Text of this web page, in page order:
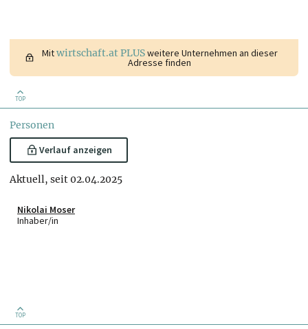
Mitwirtschaft.at PLUSweitere Unternehmen an dieser
Adresse finden
TOP
Personen
Verlauf anzeigen
Aktuell, seit 02.04.2025
Nikolai Moser
Inhaber/in
TOP